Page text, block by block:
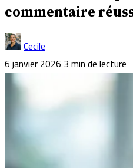
commentaire
Cecile
6 janvier 2026 3 min de lecture